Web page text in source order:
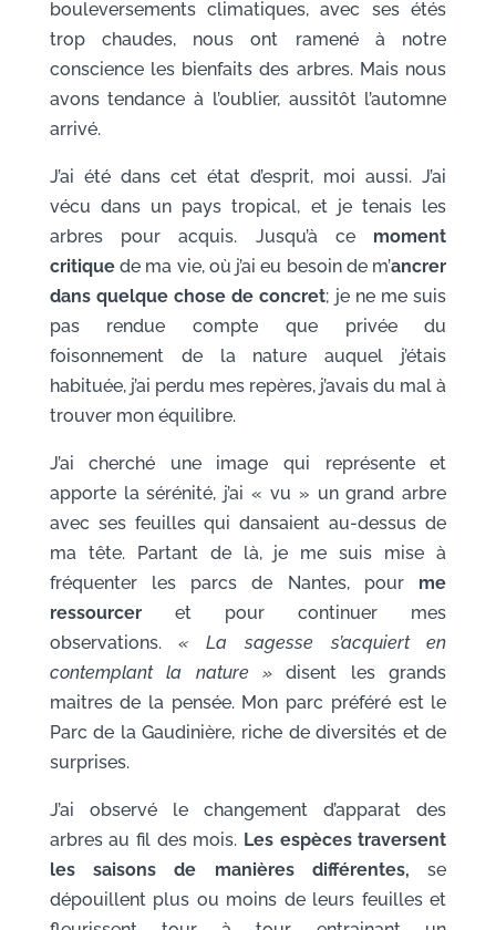
bouleversements climatiques, avec ses étés
trop chaudes, nous ont ramené à notre
conscience les bienfaits des arbres. Mais nous
avons tendance à l’oublier, aussitôt l’automne
arrivé.
J’ai été dans cet état d’esprit, moi aussi. J’ai
vécu dans un pays tropical, et je tenais les
arbres pour acquis. Jusqu’à ce moment
critiquede ma vie, où j’ai eu besoin de m’ancrer
dans quelque chose de concret; je ne me suis
pas rendue compte que privée du
foisonnement de la nature auquel j’étais
habituée, j’ai perdu mes repères, j’avais du mal à
trouver mon équilibre.
J’ai cherché une image qui représente et
apporte la sérénité, j’ai « vu » un grand arbre
avec ses feuilles qui dansaient au-dessus de
ma tête. Partant de là, je me suis mise à
fréquenter les parcs de Nantes, pour me
ressourcer et pour continuer mes
observations.« La sagesse s’acquiert en
contemplant la nature » disent les grands
maitres de la pensée. Mon parc préféré est le
Parc de la Gaudinière, riche de diversités et de
surprises.
J’ai observé le changement d’apparat des
arbres au fil des mois. Les espèces traversent
les saisons de manières différentes,se
dépouillent plus ou moins de leurs feuilles et